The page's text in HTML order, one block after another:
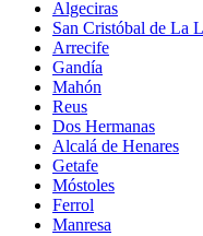
Algeciras
San Cristóbal de La
Arrecife
Gandía
Mahón
Reus
Dos Hermanas
Alcalá de Henares
Getafe
Móstoles
Ferrol
Manresa